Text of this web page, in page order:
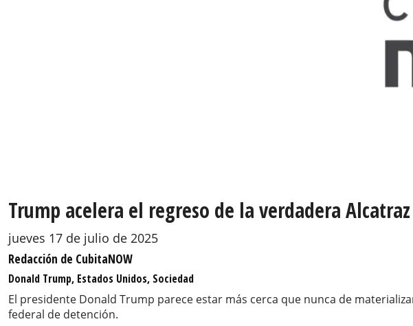
Trump acelera el regreso de la verdadera
jueves 17 de julio de 2025
Redacción de CubitaNOW
Donald Trump, Estados Unidos, Sociedad
El presidente Donald Trump parece estar más cerca que nunca de
federal de detención.